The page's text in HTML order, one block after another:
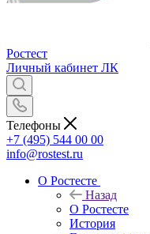
Ростест
Личный кабинет ЛК
Телефоны
+7 (495) 544 00 00
info@rostest.ru
О Ростесте
Назад
О Ростесте
История